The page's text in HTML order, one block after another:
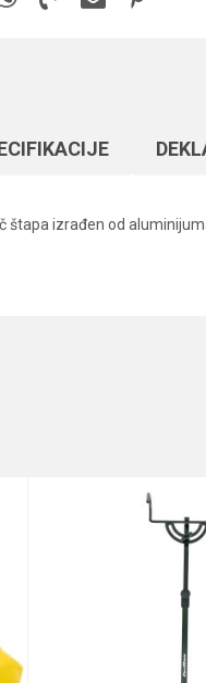
izrađen od
zaštita - izračunajte koliko je 6